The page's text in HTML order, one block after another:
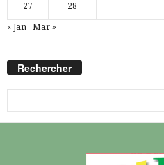
27 28
« Jan Mar »
Rechercher